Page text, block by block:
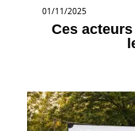
01/11/2025
Ces